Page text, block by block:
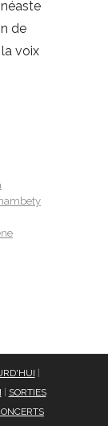
de
voix
SORTIES